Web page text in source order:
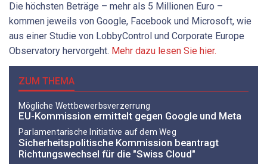
Die höchsten Beträge – mehr als 5 Millionen Euro –
kommen jeweils von Google, Facebook und Microsoft, wie
aus einer Studie von LobbyControl und Corporate Europe
Observatory hervorgeht. Mehr dazu lesen Sie hier.
ZUM THEMA
Mögliche Wettbewerbsverzerrung
EU-Kommission ermittelt gegen Google und Meta
Parlamentarische Initiative auf dem Weg
Sicherheitspolitische Kommission beantragt
Richtungswechsel für die "Swiss Cloud"